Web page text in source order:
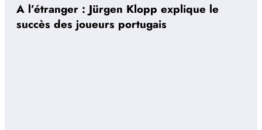
A l’étranger : Jürgen Klopp explique le
succès des joueurs portugais